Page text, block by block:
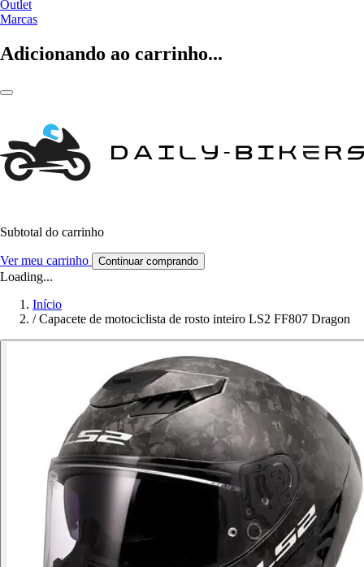
Outlet
Marcas
Adicionando ao carrinho...
Subtotal do carrinho
Ver meu carrinho Continuar comprando
Loading...
Início
/ Capacete de motociclista de rosto inteiro LS2 FF807 Dragon